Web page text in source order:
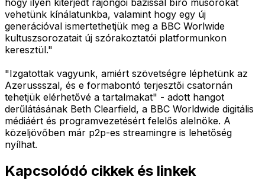
vehetünk kínálatunkba, valamint hogy egy új
generációval ismertethetjük meg a BBC Worlwide
kultuszsorozatait új szórakoztatói platformunkon
keresztül."
"Izgatottak vagyunk, amiért szövetségre léphetünk az
Azerussszal, és e formabontó terjesztői csatornán
tehetjük elérhetővé a tartalmakat" - adott hangot
derűlátásának Beth Clearfield, a BBC Worldwide digitális
médiáért és programvezetésért felelős alelnöke. A
közeljövőben már p2p-es streamingre is lehetőség
nyílhat.
Kapcsolódó cikkek és linkek